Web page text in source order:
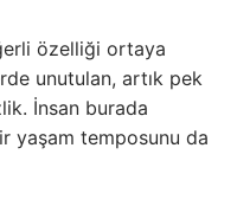
özelliği ortaya
unutulan, artık pek
İnsan burada
yaşam temposunu da